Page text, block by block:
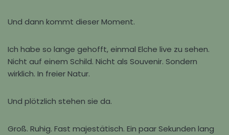
Und dann kommt dieser Moment.
Ich habe so lange gehofft, einmal Elche live zu sehen.
Nicht auf einem Schild. Nicht als Souvenir. Sondern
wirklich. In freier Natur.
Und plötzlich stehen sie da.
Groß. Ruhig. Fast majestätisch. Ein paar Sekunden lang